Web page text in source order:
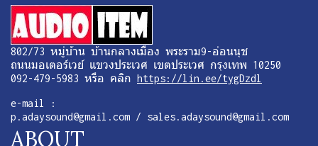
802/73 หมู่บ้าน บ้านกลางเมือง พระราม9-อ่อนนุช
ถนนมอเตอร์เวย์ แขวงประเวศ เขตประเวศ กรุงเทพ 10250
092-479-5983 หรือ คลิก https://lin.ee/tygDzdl
e-mail :
p.adaysound@gmail.com / sales.adaysound@gmail.com
ABOUT